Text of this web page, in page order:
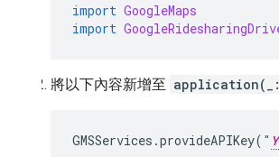
import GoogleMaps
import
將以下內容新增至
GMSServices .provideAPIKey( "